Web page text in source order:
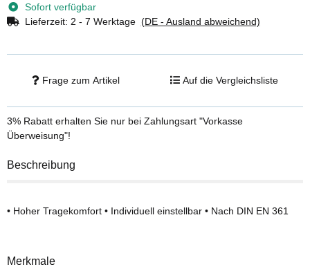
Sofort verfügbar
Lieferzeit: 2 - 7 Werktage (DE - Ausland abweichend)
Frage zum Artikel Auf die Vergleichsliste
3% Rabatt erhalten Sie nur bei Zahlungsart "Vorkasse
Überweisung"!
Beschreibung
• Hoher Tragekomfort • Individuell einstellbar • Nach DIN EN 361
Merkmale